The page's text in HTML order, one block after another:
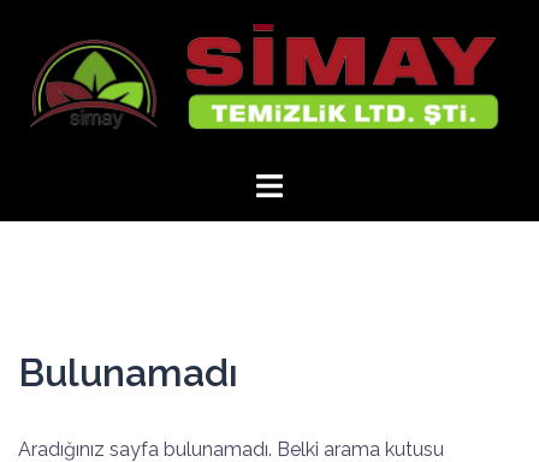
Bulunamadı
Aradığınız sayfa bulunamadı. Belki arama kutusu